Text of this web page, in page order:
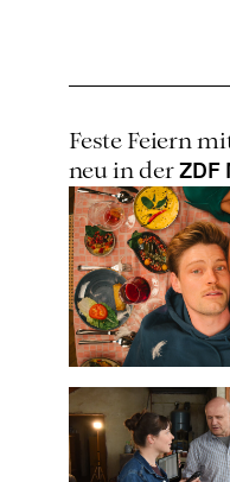
Feste Feiern
neu in der ZDF